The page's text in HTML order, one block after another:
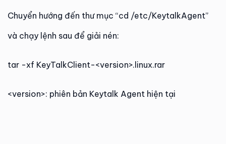
Chuyển hướng đến thư mục “cd /etc/KeytalkAgent”
và chạy lệnh sau để giải nén:
tar -xf KeyTalkClient-<version>.linux.rar
<version>: phiên bản Keytalk Agent hiện tại